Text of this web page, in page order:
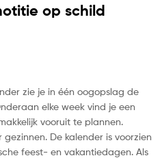
op schild
zie je in één oogopslag de
elke week vind je een
vooruit te plannen.
De kalender is voorzien
feest- en vakantiedagen. Als